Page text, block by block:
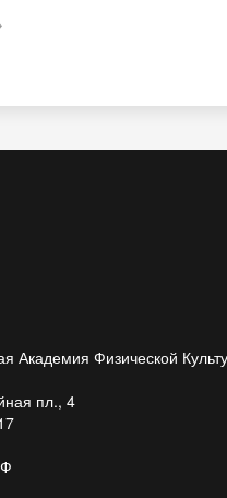
Академия Физической
пл., 4